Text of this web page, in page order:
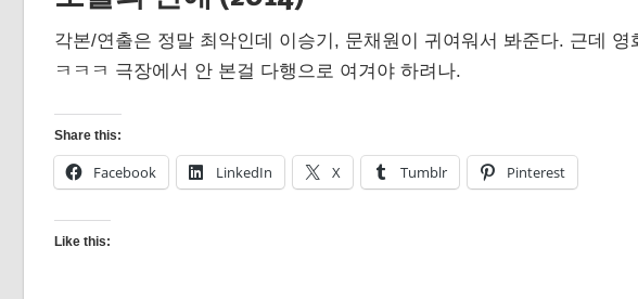
각본/연출은 정말 최악인데 이승기, 문채원이 귀여워서 봐준다. 근데
ㅋㅋㅋ 극장에서 안 본걸 다행으로 여겨야 하려나.
Share this:
Facebook LinkedIn X Tumblr Pinterest
Like this: